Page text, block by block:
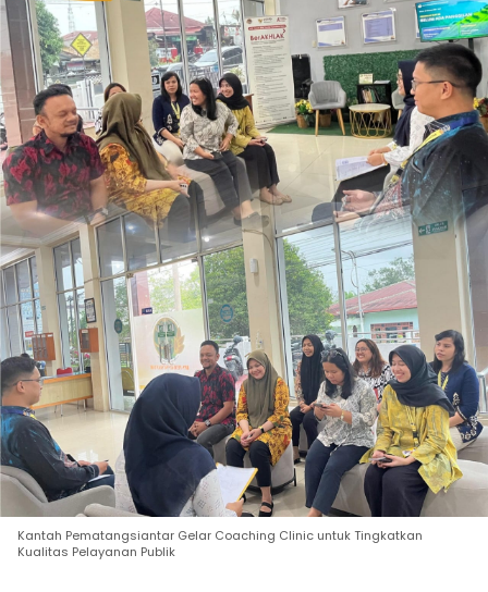
Kantah Pematangsiantar Gelar Coaching Clinic untuk Tingkatkan
Kualitas Pelayanan Publik